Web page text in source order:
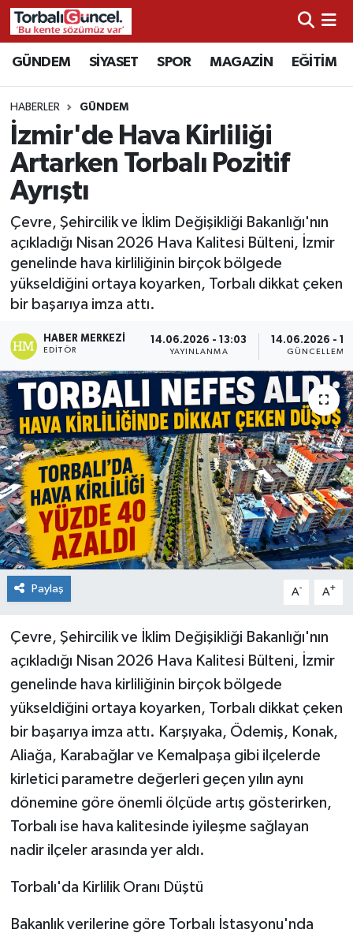
GÜNDEM SİYASET SPOR MAGAZİN EĞİTİM
HABERLER GÜNDEM
İzmir'de Hava Kirliliği
Artarken Torbalı Pozitif
Ayrıştı
Çevre, Şehircilik ve İklim Değişikliği Bakanlığı'nın
açıkladığı Nisan 2026 Hava Kalitesi Bülteni, İzmir
genelinde hava kirliliğinin birçok bölgede
yükseldiğini ortaya koyarken, Torbalı dikkat çeken
bir başarıya imza attı.
HABER MERKEZI
EDITÖR
14.06.2026 - 13:03
YAYINLANMA
14.06.2026 -
GÜNCELLEME
Paylaş A- A+
Çevre, Şehircilik ve İklim Değişikliği Bakanlığı'nın
açıkladığı Nisan 2026 Hava Kalitesi Bülteni, İzmir
genelinde hava kirliliğinin birçok bölgede
yükseldiğini ortaya koyarken, Torbalı dikkat çeken
bir başarıya imza attı. Karşıyaka, Ödemiş, Konak,
Aliağa, Karabağlar ve Kemalpaşa gibi ilçelerde
kirletici parametre değerleri geçen yılın aynı
dönemine göre önemli ölçüde artış gösterirken,
Torbalı ise hava kalitesinde iyileşme sağlayan
nadir ilçeler arasında yer aldı.
Torbalı'da Kirlilik Oranı Düştü
Bakanlık verilerine göre Torbalı İstasyonu'nda
İzmir Nöbetçi Eczaneler
İzmir Hava Durumu
İzmir Namaz Vakitleri
İzmir Trafik Yoğunluk Haritası
Süper Lig Puan Durumu ve Fikstür
Tüm Manşetler
Son Dakika Haberleri
Haber Arşivi